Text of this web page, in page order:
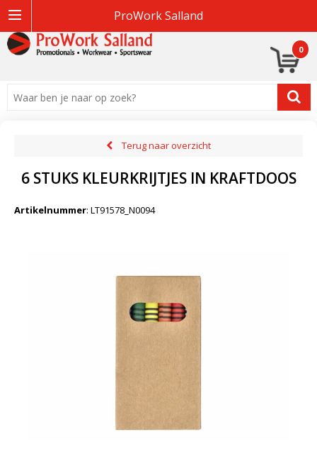
ProWork Salland
0
Terug naar overzicht
6 STUKS KLEURKRIJTJES IN KRAFTDOOS
Artikelnummer: LT91578_N0094